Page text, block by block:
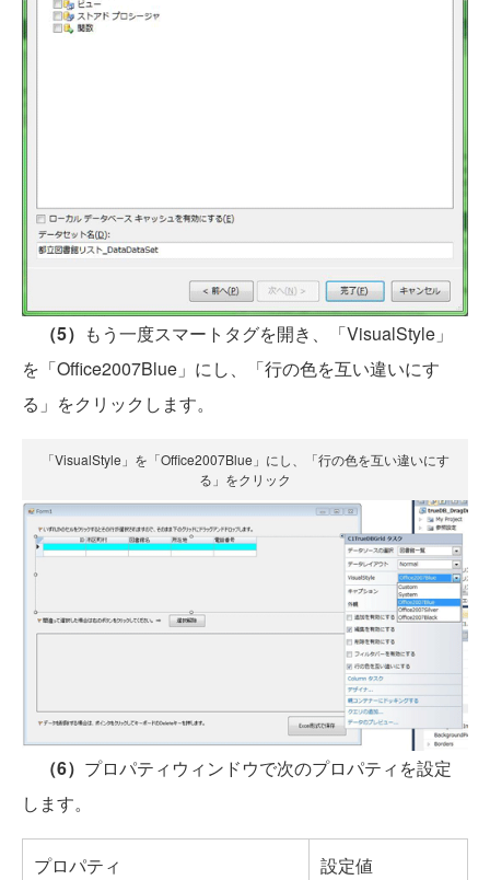
（5） もう一度スマートタグを開き、「VisualStyle」
を「Office2007Blue」にし、「行の色を互い違いにす
る」をクリックします。
「VisualStyle」を「Office2007Blue」にし、「行の色を互い違いにす
る」をクリック
（6） プロパティウィンドウで次のプロパティを設定
します。
プロパティ
設定値